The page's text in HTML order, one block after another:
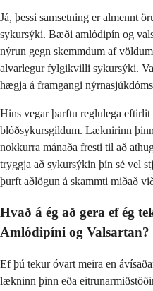
Já, þessi samsetning er almennt
sykursýki. Bæði amlódipín og
nýrun gegn skemmdum af
alvarlegur fylgikvilli sykursýki.
hægja á framgangi
Hins vegar þarftu reglulega eftirlit
blóðsykursgildum. Læknirinn
nokkurra mánaða fresti til að
tryggja að sykursýkin þín sé vel
þurft aðlögun á skammti miðað
Hvað á ég að gera ef ég
Amlódipíni og Valsartan?
Ef þú tekur óvart meira en
lækninn þinn eða